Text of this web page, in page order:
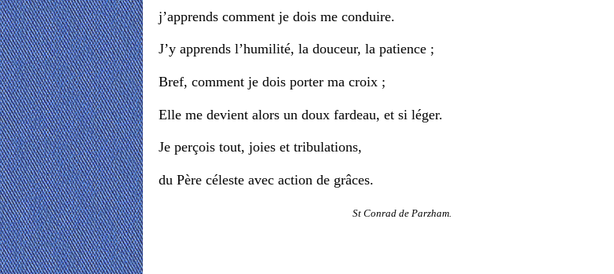
j’apprends comment je dois me conduire.
J’y apprends l’humilité, la douceur, la patience ;
Bref, comment je dois porter ma croix ;
Elle me devient alors un doux fardeau, et si léger.
Je perçois tout, joies et tribulations,
du Père céleste avec action de grâces.
St Conrad de Parzham.